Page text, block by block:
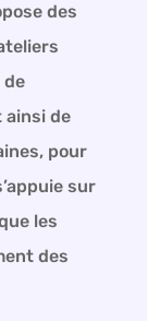
des
de
de
pour
sur
les
des